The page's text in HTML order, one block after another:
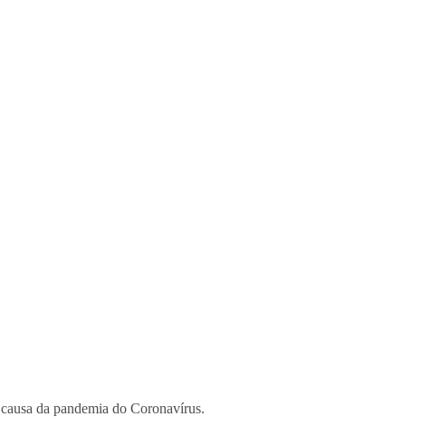
da pandemia do Coronavírus.